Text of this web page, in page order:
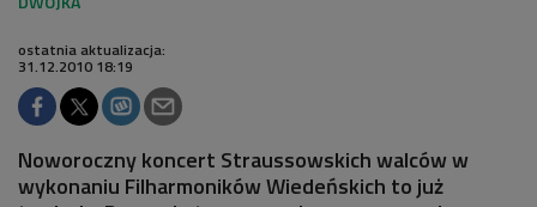
ostatnia aktualizacja:
31.12.2010 18:19
Noworoczny koncert Straussowskich walców w
wykonaniu Filharmoników Wiedeńskich to już